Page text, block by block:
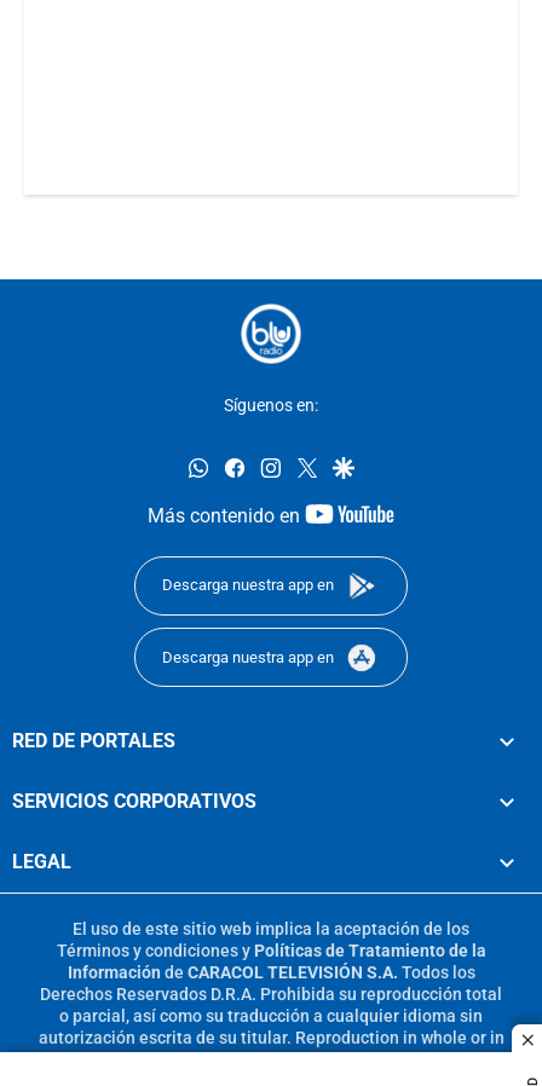
Síguenos en:
whatsappfacebookinstagram
twittergoogle
Más contenido en
youtube-
Descarga nuestra app en
Descarga nuestra app en
RED DE PORTALES
SERVICIOS CORPORATIVOS
LEGAL
El uso de este sitio web implica la aceptación de los
Términos y condicionesy Políticas de Tratamiento de la
Información de CARACOL TELEVISIÓN S.A. Todos los
Derechos Reservados D.R.A. Prohibida su reproducción total
o parcial, así como su traducción a cualquier idioma sin
autorización escrita de su titular. Reproduction in whole or in